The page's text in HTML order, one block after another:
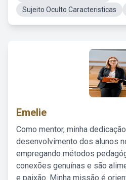
Sujeito Oculto Caracteristicas
Emelie
Como mentor, minha
desenvolvimento dos alunos
empregando métodos
conexões genuínas e são
e paixão. Minha missão é